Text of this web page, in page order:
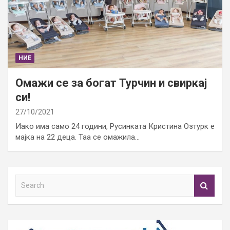
НИЕ
Омажи се за богат Турчин и свиркај
си!
27/10/2021
Иако има само 24 години, Русинката Кристина Озтурк е
мајка на 22 деца. Таа се омажила…